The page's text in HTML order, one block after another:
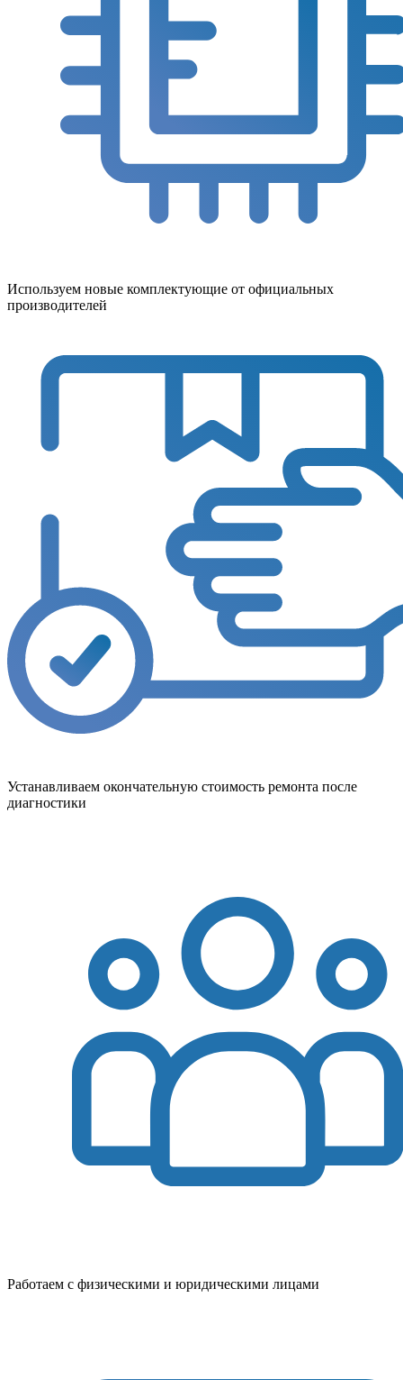
Используем новые комплектующие от официальных
производителей
Устанавливаем окончательную стоимость ремонта после
диагностики
Работаем с физическими и юридическими лицами